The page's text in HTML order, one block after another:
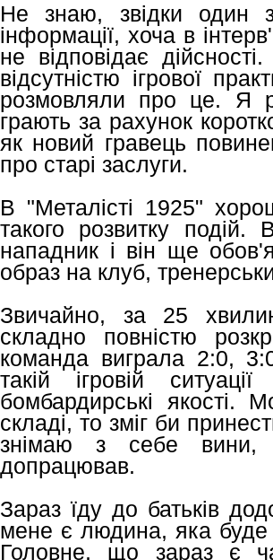
Не знаю, звідки один з
інформації, хоча в
не відповідає
відсутністю ігрової
розмовляли про це. Я
грають за рахунок
як новий гравець
про старі заслуги.
В "Металісті 1925"
такого розвитку
нападник і він ще
образ на клуб,
Звичайно, за 25
складно повністю
команда виграла 2:0,
такій ігровій
бомбардирські якості.
складі, то зміг би
знімаю з себе вини,
допрацював.
Зараз їду до батьків
мене є людина, яка
Головне, що зараз є